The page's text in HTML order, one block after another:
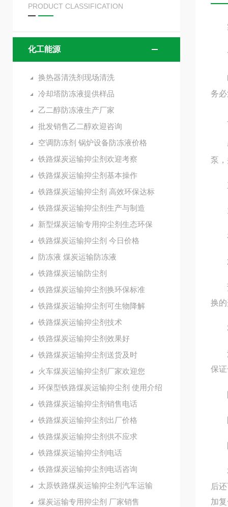
PRODUCT CLASSIFICATION
化工能源
换热器清洗剂现场清洗
冷却塔防冻液提供样品
乙二醇防冻液生产厂家
批发销售乙二醇欢迎咨询
空调防冻剂 锅炉设备防冻液价格
铁路煤炭运输抑尘剂欢迎考察
铁路煤炭运输抑尘剂基本操作
铁路煤炭运输抑尘剂 高效环保达标
铁路煤炭运输抑尘剂生产与制造
新型煤炭运输专用抑尘剂生态环保
铁路煤炭运输抑尘剂 今日价格
防冻液 煤炭运输防冻液
铁路煤炭运输防尘剂
铁路煤炭运输抑尘剂换环保标准
铁路煤炭运输抑尘剂可生物降解
铁路煤炭运输抑尘剂技术
铁路煤炭运输抑尘剂效果好
铁路煤炭运输抑尘剂送货及时
火车煤炭运输抑尘剂厂家欢迎您
环保型铁路煤炭运输抑尘剂 使用介绍
铁路煤炭运输抑尘剂销售电话
铁路煤炭运输抑尘剂出厂价格
铁路煤炭运输抑尘剂供不应求
铁路煤炭运输抑尘剂电话
铁路煤炭运输抑尘剂电话咨询
太原铁路煤炭运输抑尘剂汽车运输
煤炭运输专用抑尘剂 厂家销售
寒
一
时
务
春
泵
三
1.
在
2.
预
换
3.
添
保
本
后
加